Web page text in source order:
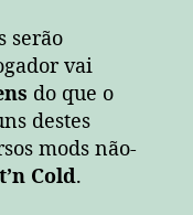
serão
vai
do que o
destes
mods não-
Cold.